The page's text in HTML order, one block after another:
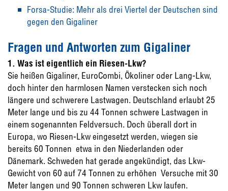
Forsa-Studie: Mehr als drei Viertel der Deutschen sind
gegen den Gigaliner
Fragen und Antworten zum Gigaliner
1. Was ist eigentlich ein Riesen-Lkw?
Sie heißen Gigaliner, EuroCombi, Ökoliner oder Lang-Lkw,
doch hinter den harmlosen Namen verstecken sich noch
längere und schwerere Lastwagen. Deutschland erlaubt 25
Meter lange und bis zu 44 Tonnen schwere Lastwagen in
einem sogenannten Feldversuch. Doch überall dort in
Europa, wo Riesen-Lkw eingesetzt werden, wiegen sie
bereits 60 Tonnen  etwa in den Niederlanden oder
Dänemark. Schweden hat gerade angekündigt, das Lkw-
Gewicht von 60 auf 74 Tonnen zu erhöhen  Versuche mit 30
Meter langen und 90 Tonnen schweren Lkw laufen.